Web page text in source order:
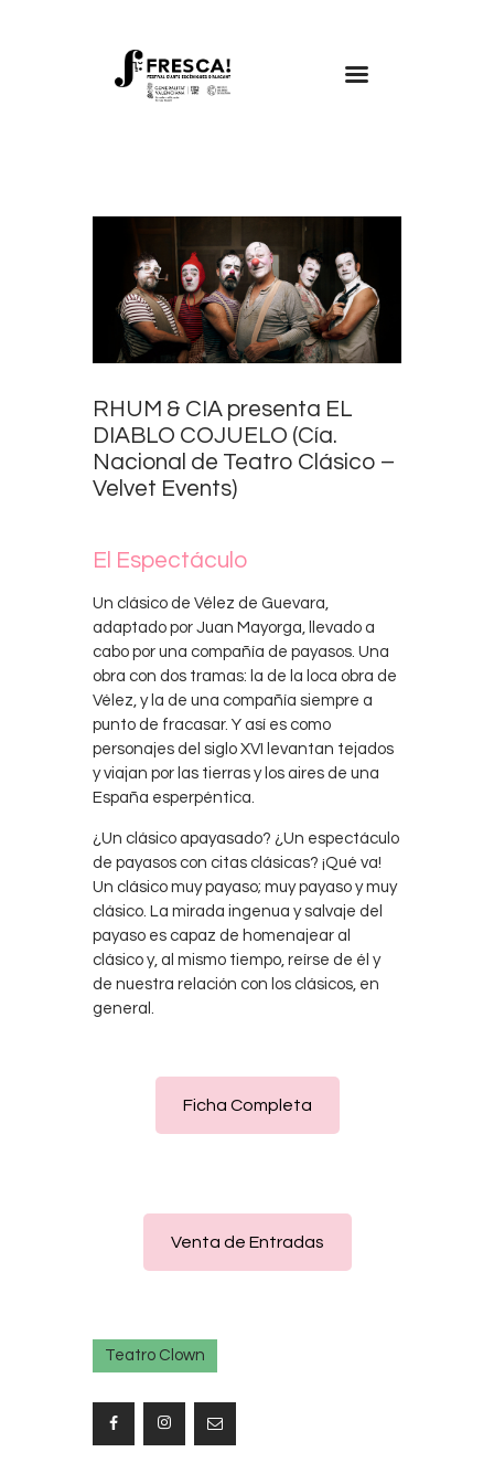
Contacto
CAST
RHUM & CIA presenta EL
DIABLO COJUELO (Cía.
Nacional de Teatro Clásico –
Velvet Events)
El Espectáculo
Un clásico de Vélez de Guevara,
adaptado por Juan Mayorga, llevado a
cabo por una compañía de payasos. Una
obra con dos tramas: la de la loca obra de
Vélez, y la de una compañía siempre a
punto de fracasar. Y así es como
personajes del siglo XVI levantan tejados
y viajan por las tierras y los aires de una
España esperpéntica.
¿Un clásico apayasado? ¿Un espectáculo
de payasos con citas clásicas? ¡Qué va!
Un clásico muy payaso; muy payaso y muy
clásico. La mirada ingenua y salvaje del
payaso es capaz de homenajear al
clásico y, al mismo tiempo, reírse de él y
de nuestra relación con los clásicos, en
general.
Ficha Completa
Venta de Entradas
Teatro Clown